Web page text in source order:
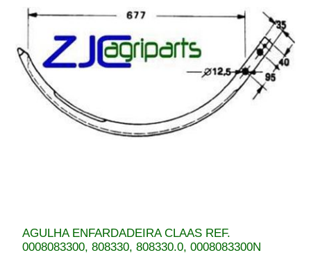
AGULHA ENFARDADEIRA CLAAS REF.
0008083300, 808330, 808330.0, 0008083300N